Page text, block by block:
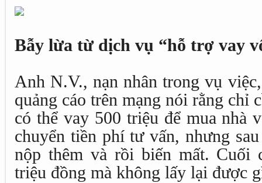
Bẫy lừa từ dịch vụ “hỗ trợ vay
Anh N.V., nạn nhân trong vụ
quảng cáo trên mạng nói rằng chỉ
có thể vay 500 triệu để mua nhà
chuyển tiền phí tư vấn, nhưng
nộp thêm và rồi biến mất. Cuối
triệu đồng mà không lấy lại được